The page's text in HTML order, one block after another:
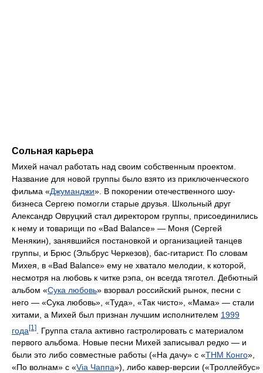
Сольная карьера
Михей начал работать над своим собственным проектом.
Название для новой группы было взято из приключенческого
фильма «Джуманджи». В покорении отечественного шоу-
бизнеса Сергею помогли старые друзья. Школьный друг
Александр Овруцкий стал директором группы, присоединились
к нему и товарищи по «Bad Balance» — Моня (Сергей
Менякин), занявшийся постановкой и организацией танцев
группы, и Брюс (Эльбрус Черкезов), бас-гитарист. По словам
Михея, в «Bad Balance» ему не хватало мелодии, к которой,
несмотря на любовь к читке рэпа, он всегда тяготел. Дебютный
альбом «Сука любовь» взорвал российский рынок, песни с
него — «Сука любовь», «Туда», «Так чисто», «Мама» — стали
хитами, а Михей был признан лучшим исполнителем 1999
года[1]
. Группа стала активно гастролировать с материалом
первого альбома. Новые песни Михей записывал редко — и
были это либо совместные работы («На дачу» с «ТНМ Конго»,
«По волнам» с «Via Чаппа»), либо кавер-версии («Троллейбус»